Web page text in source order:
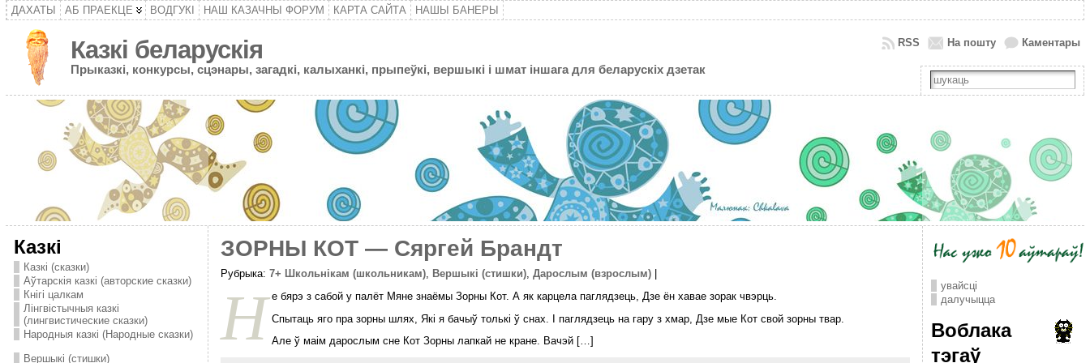
ДАХАТЫ АБ ПРАЕКЦЕ ВОДГУКІ НАШ КАЗАЧНЫ ФОРУМ КАРТА САЙТА НАШЫ БАНЕРЫ
Казкі беларускія
Прыказкі, конкурсы, сцэнары, загадкі, калыханкі, прыпеўкі, вершыкі і шмат іншага для беларускіх дзетак
Каментары
На пошту
RSS
Казкі
Казкі (сказки)
Аўтарскія казкі (авторские сказки)
Кнігі цалкам
Лінгвістычныя казкі
(лингвистические сказки)
Народныя казкі (Народные сказки)
Вершыкі (стишки)
ЗОРНЫ КОТ — Сяргей Брандт
Рубрыка: 7+ Школьнікам (школьникам), Вершыкі (стишки), Дарослым (взрослым)|
Н е бярэ з сабой у палёт Мяне знаёмы Зорны Кот. А як карцела паглядзець, Дзе ён хавае зорак чвэрць.
Спытаць яго пра зорны шлях, Якi я бачыў толькi ў снах. I паглядзець на гару з xмар, Дзе мые Кот свой зорны твар.
Але ў маiм дарослым сне Кот Зорны лапкай не кране. Вачэй […]
увайсці
далучыцца
Воблака
тэгаў